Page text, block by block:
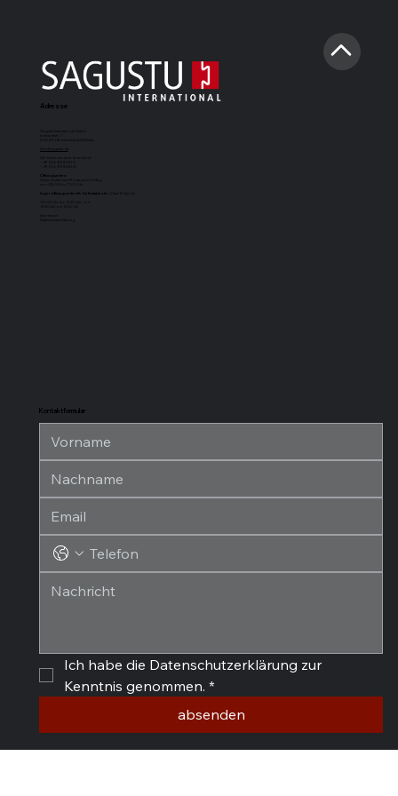
Kontaktformular
Ich habe die Datenschutzerklärung zur
Kenntnis genommen. *
absenden
Adresse
Sagustu International GmbH
D-66892 Bruchmühlbach-Miesau
Wir freuen uns über Ihren Anruf:
+49 (0) 6372 8031-0
+49 (0) 6372 8031-31
Öffnungszeiten:
Lageröffnungszeiten für Selbstabholer
Datenschutzerklärung